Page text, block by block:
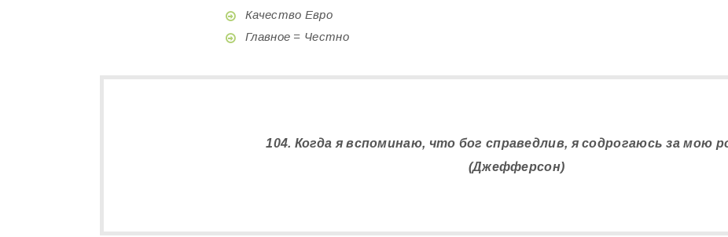
Качество Евро
Главное = Честно
104. Когда я вспоминаю, что бог справедлив, я содрогаюсь за мою
(Джефферсон)